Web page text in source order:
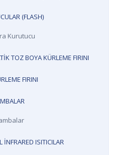
(FLASH)
Kurutucu
TOZ BOYA KÜRLEME FIRINI
FIRINI
İNFRARED ISITICILAR